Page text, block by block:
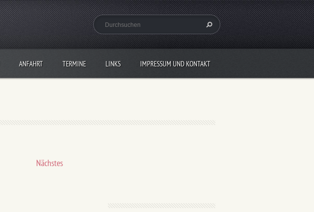
ANFAHRT TERMINE LINKS IMPRESSUM UND KONTAKT
Nächstes